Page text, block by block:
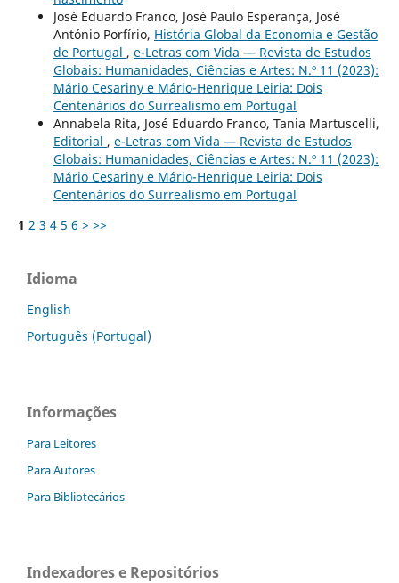
José Eduardo Franco, José Paulo Esperança, José
António Porfírio, História Global da Economia e Gestão
de Portugal , e-Letras com Vida — Revista de Estudos
Globais: Humanidades, Ciências e Artes: N.º 11 (2023):
Mário Cesariny e Mário-Henrique Leiria: Dois
Centenários do Surrealismo em Portugal
Annabela Rita, José Eduardo Franco, Tania Martuscelli,
Editorial , e-Letras com Vida — Revista de Estudos
Globais: Humanidades, Ciências e Artes: N.º 11 (2023):
Mário Cesariny e Mário-Henrique Leiria: Dois
Centenários do Surrealismo em Portugal
1 2 3 4 5 6 > >>
Idioma
English
Português (Portugal)
Informações
Para Leitores
Para Autores
Para Bibliotecários
Indexadores e Repositórios